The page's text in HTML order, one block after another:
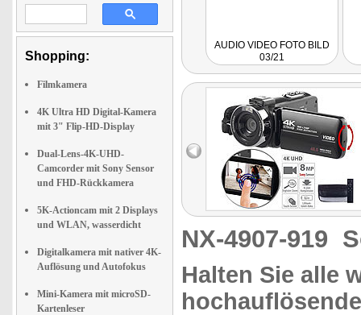
Shopping:
Filmkamera
4K Ultra HD Digital-Kamera
mit 3" Flip-HD-Display
Dual-Lens-4K-UHD-
Camcorder mit Sony Sensor
und FHD-Rückkamera
5K-Actioncam mit 2 Displays
und WLAN, wasserdicht
Digitalkamera mit nativer 4K-
Auflösung und Autofokus
Mini-Kamera mit microSD-
Kartenleser
AUDIO VIDEO FOTO BILD
03/21
NX-4907-919
Halten Sie alle